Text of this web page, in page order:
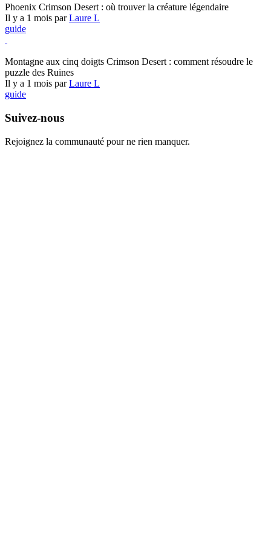
Phoenix Crimson Desert : où trouver la créature légendaire
Il y a 1 mois parLaure L
guide
Montagne aux cinq doigts Crimson Desert : comment résoudre le
puzzle des Ruines
Il y a 1 mois parLaure L
guide
Suivez-nous
Rejoignez la communauté pour ne rien manquer.